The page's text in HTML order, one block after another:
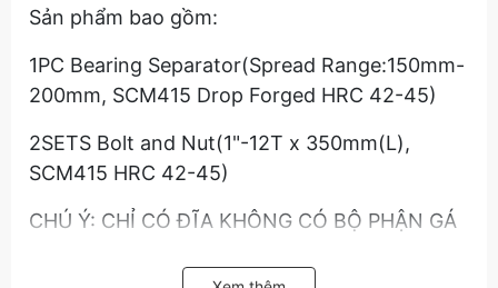
Sản phẩm bao gồm:
1PC Bearing Separator(Spread Range:150mm-
200mm, SCM415 Drop Forged HRC 42-45)
2SETS Bolt and Nut(1"-12T x 350mm(L),
SCM415 HRC 42-45)
CHÚ Ý: CHỈ CÓ ĐĨA KHÔNG CÓ BỘ PHẬN GÁ